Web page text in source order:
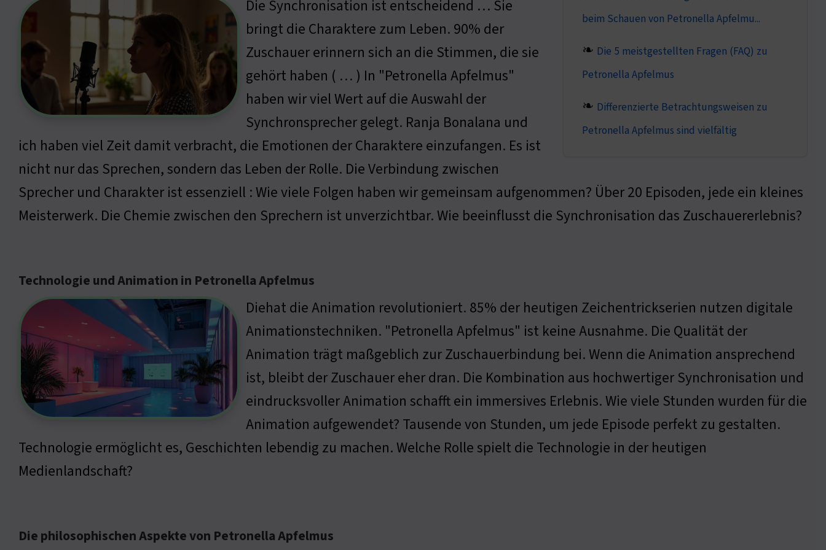
beim Schauen von Petronella Apfelmu...
Die 5 meistgestellten Fragen (FAQ) zu
Petronella Apfelmus
Differenzierte Betrachtungsweisen zu
Petronella Apfelmus sind vielfältig
Die Synchronisation ist entscheidend … Sie
bringt die Charaktere zum Leben. 90% der
Zuschauer erinnern sich an die Stimmen, die sie
gehört haben ( … ) In "Petronella Apfelmus"
haben wir viel Wert auf die Auswahl der
Synchronsprecher gelegt. Ranja Bonalana und
ich haben viel Zeit damit verbracht, die Emotionen der Charaktere einzufangen. Es ist
nicht nur das Sprechen, sondern das Leben der Rolle. Die Verbindung zwischen
Sprecher und Charakter ist essenziell : Wie viele Folgen haben wir gemeinsam aufgenommen? Über 20 Episoden, jede ein kleines
Meisterwerk. Die Chemie zwischen den Sprechern ist unverzichtbar. Wie beeinflusst die Synchronisation das Zuschauererlebnis?
Technologie und Animation in Petronella Apfelmus
Diehat die Animation revolutioniert. 85% der heutigen Zeichentrickserien nutzen digitale
Animationstechniken. "Petronella Apfelmus" ist keine Ausnahme. Die Qualität der
Animation trägt maßgeblich zur Zuschauerbindung bei. Wenn die Animation ansprechend
ist, bleibt der Zuschauer eher dran. Die Kombination aus hochwertiger Synchronisation und
eindrucksvoller Animation schafft ein immersives Erlebnis. Wie viele Stunden wurden für die
Animation aufgewendet? Tausende von Stunden, um jede Episode perfekt zu gestalten.
Technologie ermöglicht es, Geschichten lebendig zu machen. Welche Rolle spielt die Technologie in der heutigen
Medienlandschaft?
Die philosophischen Aspekte von Petronella Apfelmus